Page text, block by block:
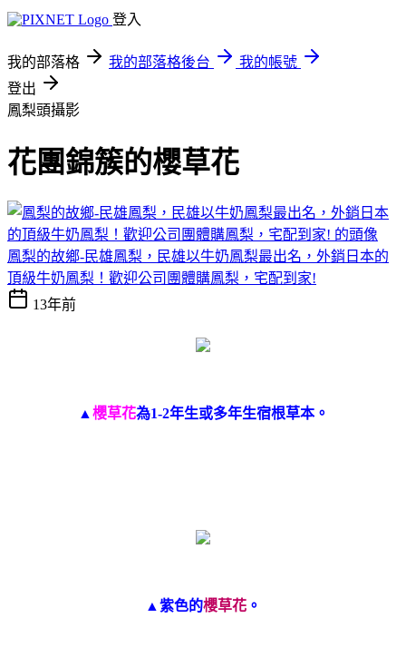
登入
我的部落格 我的部落格後台
我的帳號
登出
鳳梨頭攝影
花團錦簇的櫻草花
鳳梨的故鄉-民雄鳳梨，民雄以牛奶鳳梨最出名，外銷日本的
頂級牛奶鳳梨！歡迎公司團體購鳳梨，宅配到家!
13年前
▲ 櫻草花為1-2年生或多年生宿根草本。
▲紫色的櫻草花 。